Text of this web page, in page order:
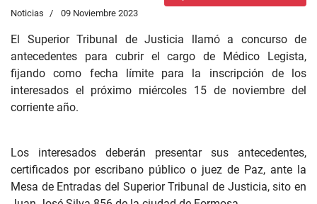
Noticias 09 Noviembre 2023
El Superior Tribunal de Justicia llamó a concurso de
antecedentes para cubrir el cargo de Médico Legista,
fijando como fecha límite para la inscripción de los
interesados el próximo miércoles 15 de noviembre del
corriente año.
Los interesados deberán presentar sus antecedentes,
certificados por escribano público o juez de Paz, ante la
Mesa de Entradas del Superior Tribunal de Justicia, sito en